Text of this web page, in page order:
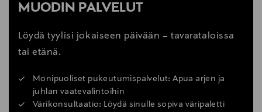
MUODIN PALVELUT
Löydä tyylisi jokaiseen päivään – tavarataloissa
tai etänä.
Monipuoliset pukeutumispalvelut: Apua arjen ja
juhlan vaatevalintoihin
Värikonsultaatio: Löydä sinulle sopiva väripaletti